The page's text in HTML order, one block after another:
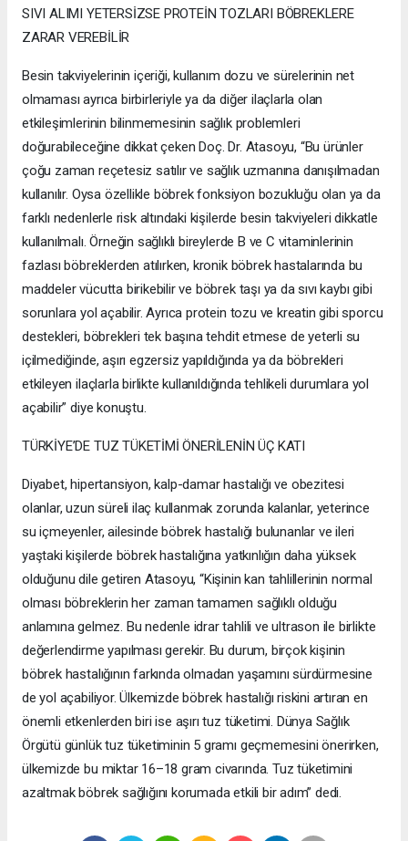
SIVI ALIMI YETERSİZSE PROTEİN TOZLARI BÖBREKLERE
ZARAR VEREBİLİR
Besin takviyelerinin içeriği, kullanım dozu ve sürelerinin net
olmaması ayrıca birbirleriyle ya da diğer ilaçlarla olan
etkileşimlerinin bilinmemesinin sağlık problemleri
doğurabileceğine dikkat çeken Doç. Dr. Atasoyu, “Bu ürünler
çoğu zaman reçetesiz satılır ve sağlık uzmanına danışılmadan
kullanılır. Oysa özellikle böbrek fonksiyon bozukluğu olan ya da
farklı nedenlerle risk altındaki kişilerde besin takviyeleri dikkatle
kullanılmalı. Örneğin sağlıklı bireylerde B ve C vitaminlerinin
fazlası böbreklerden atılırken, kronik böbrek hastalarında bu
maddeler vücutta birikebilir ve böbrek taşı ya da sıvı kaybı gibi
sorunlara yol açabilir. Ayrıca protein tozu ve kreatin gibi sporcu
destekleri, böbrekleri tek başına tehdit etmese de yeterli su
içilmediğinde, aşırı egzersiz yapıldığında ya da böbrekleri
etkileyen ilaçlarla birlikte kullanıldığında tehlikeli durumlara yol
açabilir” diye konuştu.
TÜRKİYE’DE TUZ TÜKETİMİ ÖNERİLENİN ÜÇ KATI
Diyabet, hipertansiyon, kalp-damar hastalığı ve obezitesi
olanlar, uzun süreli ilaç kullanmak zorunda kalanlar, yeterince
su içmeyenler, ailesinde böbrek hastalığı bulunanlar ve ileri
yaştaki kişilerde böbrek hastalığına yatkınlığın daha yüksek
olduğunu dile getiren Atasoyu, “Kişinin kan tahlillerinin normal
olması böbreklerin her zaman tamamen sağlıklı olduğu
anlamına gelmez. Bu nedenle idrar tahlili ve ultrason ile birlikte
değerlendirme yapılması gerekir. Bu durum, birçok kişinin
böbrek hastalığının farkında olmadan yaşamını sürdürmesine
de yol açabiliyor. Ülkemizde böbrek hastalığı riskini artıran en
önemli etkenlerden biri ise aşırı tuz tüketimi. Dünya Sağlık
Örgütü günlük tuz tüketiminin 5 gramı geçmemesini önerirken,
ülkemizde bu miktar 16–18 gram civarında. Tuz tüketimini
azaltmak böbrek sağlığını korumada etkili bir adım” dedi.